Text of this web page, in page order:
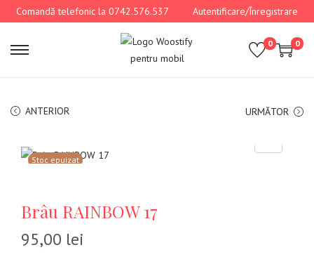
Comandă telefonic la 0742.576.537 Autentificare/Înregistrare
0 0
ANTERIOR URMĂTOR
Stoc epuizat
Brâu RAINBOW 17
95,00 lei